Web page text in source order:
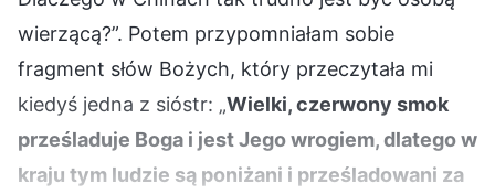
wierzącą?”. Potem przypomniałam sobie
fragment słów Bożych, który przeczytała mi
kiedyś jedna z sióstr: „Wielki, czerwony smok
prześladuje Boga i jest Jego wrogiem, dlatego w
kraju tym ludzie są poniżani i prześladowani za